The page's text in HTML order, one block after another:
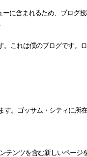
に含まれるため、ブログ
これは僕のブログです。
。ゴッサム・シティに所
テンツを含む新しいペー